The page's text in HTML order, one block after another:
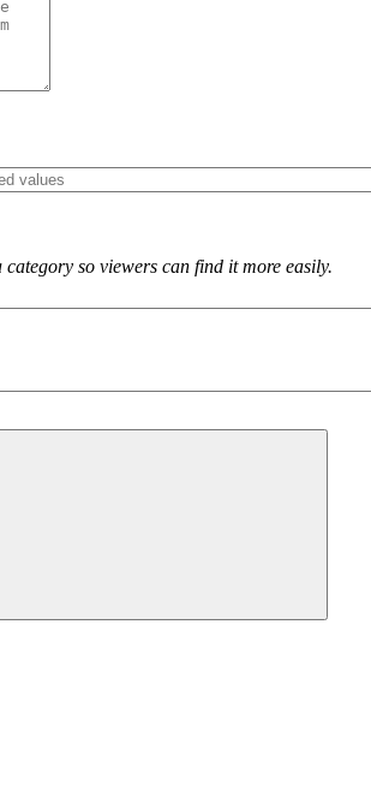
so viewers can find it more easily.